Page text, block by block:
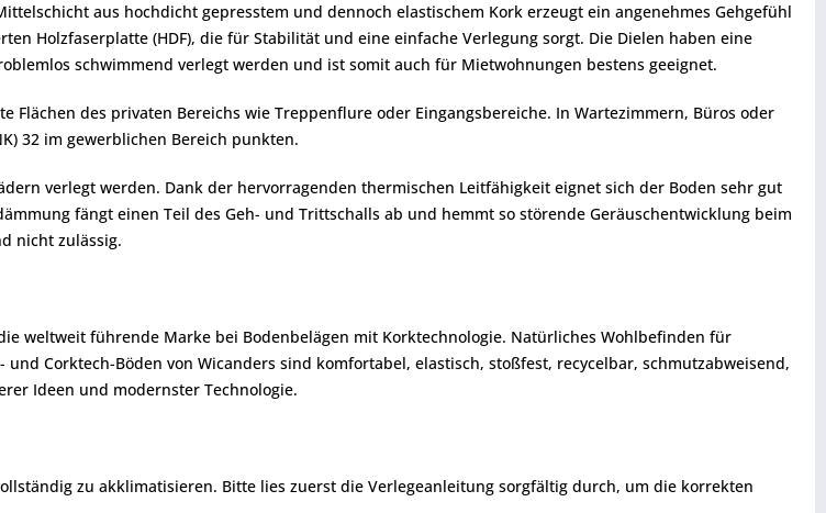
aus hochdicht gepresstem und dennoch elastischem Kork erzeugt ein angenehmes Gehgefühl
Holzfaserplatte (HDF), die für Stabilität und eine einfache Verlegung sorgt. Die Dielen haben eine
schwimmend verlegt werden und ist somit auch für Mietwohnungen bestens geeignet.
des privaten Bereichs wie Treppenflure oder Eingangsbereiche. In Wartezimmern, Büros oder
32 im gewerblichen Bereich punkten.
verlegt werden. Dank der hervorragenden thermischen Leitfähigkeit eignet sich der Boden sehr gut
fängt einen Teil des Geh- und Trittschalls ab und hemmt so störende Geräuschentwicklung beim
nicht zulässig.
weltweit führende Marke bei Bodenbelägen mit Korktechnologie. Natürliches Wohlbefinden für
Corktech-Böden von Wicanders sind komfortabel, elastisch, stoßfest, recycelbar, schmutzabweisend,
Ideen und modernster Technologie.
zu akklimatisieren. Bitte lies zuerst die Verlegeanleitung sorgfältig durch, um die korrekten